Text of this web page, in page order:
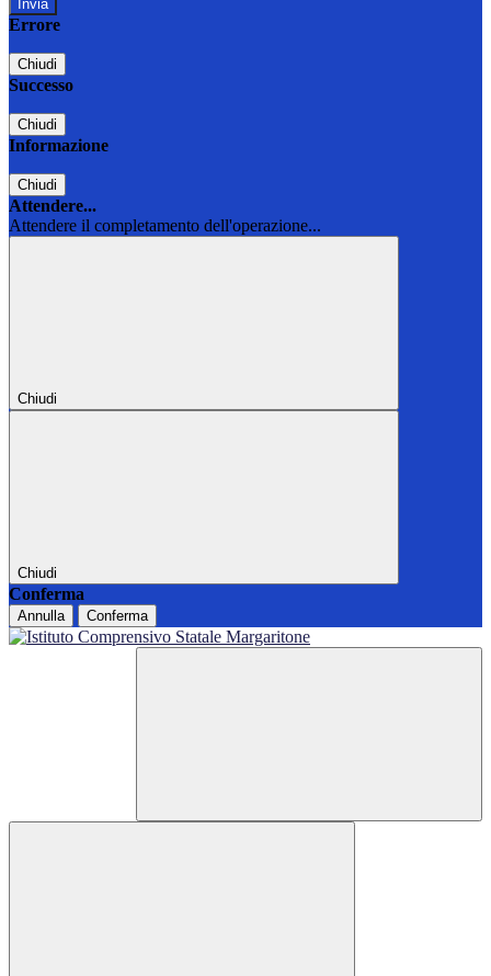
Errore
Chiudi
Successo
Chiudi
Informazione
Chiudi
Attendere...
Attendere il completamento dell'operazione...
Chiudi
Chiudi
Conferma
Annulla Conferma